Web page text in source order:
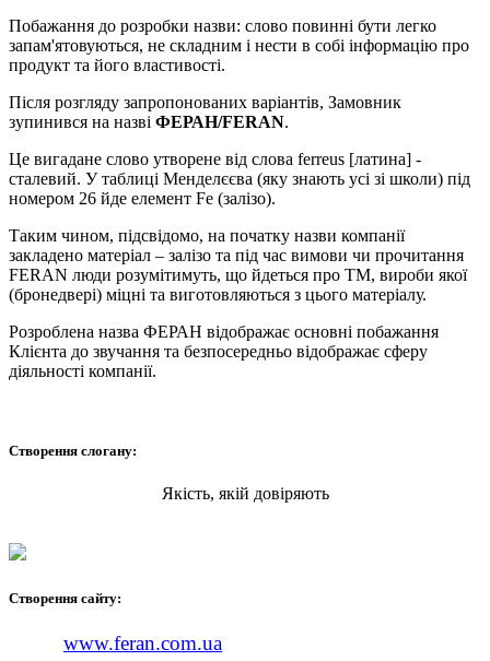
Побажання до розробки назви: слово повинні бути легко
запам'ятовуються, не складним і нести в собі інформацію про
продукт та його властивості.
Після розгляду запропонованих варіантів, Замовник
зупинився на назві ФЕРАН/FERAN.
Це вигадане слово утворене від слова ferreus [латина] -
сталевий. У таблиці Менделєєва (яку знають усі зі школи) під
номером 26 йде елемент Fe (залізо).
Таким чином, підсвідомо, на початку назви компанії
закладено матеріал – залізо та під час вимови чи прочитання
FERAN люди розумітимуть, що йдеться про ТМ, вироби якої
(бронедвері) міцні та виготовляються з цього матеріалу.
Розроблена назва ФЕРАН відображає основні побажання
Клієнта до звучання та безпосередньо відображає сферу
діяльності компанії.
Створення слогану:
Якість, якій довіряють
Створення сайту:
www.feran.com.ua